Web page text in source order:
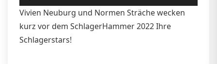
Player
Vivien Neuburg und Normen Sträche wecken
kurz vor dem SchlagerHammer 2022 Ihre
Schlagerstars!